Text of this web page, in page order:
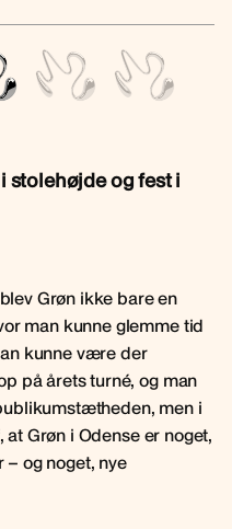
stolehøjde og fest i
Grøn ikke bare en
man kunne glemme tid
kunne være der
på årets turné, og man
men i
Grøn i Odense er noget,
og noget, nye